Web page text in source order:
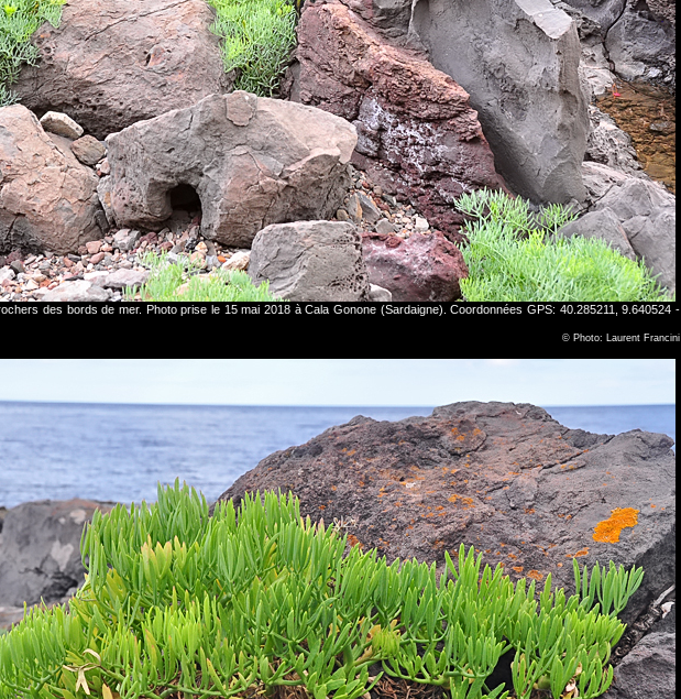
des bords de mer. Photo prise le 15 mai 2018 à Cala Gonone (Sardaigne). Coordonnées GPS: 40.285211, 9.640524 -
© Photo: Laurent Francini